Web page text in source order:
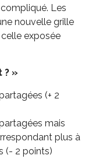
Les
nouvelle grille
exposée
? »
(+ 2
mais
plus à
(- 2 points)